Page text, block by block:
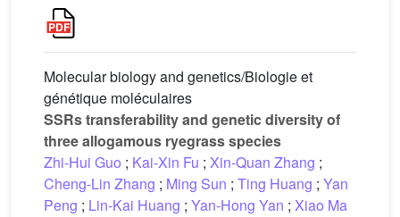
Molecular biology and genetics/Biologie et
génétique moléculaires
SSRs transferability and genetic diversity of
three allogamous ryegrass species
Zhi-Hui Guo ; Kai-Xin Fu ; Xin-Quan Zhang ;
Cheng-Lin Zhang ; Ming Sun ; Ting Huang ; Yan
Peng ; Lin-Kai Huang ; Yan-Hong Yan ; Xiao Ma